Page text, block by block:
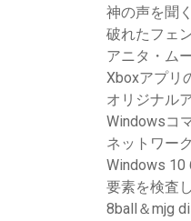
神の声を聞
破れたフェ
アニタ・ム
Xboxアプリ
オリジナル
Windowsコ
ネットワー
Windows 10
要素を検査
8ball＆mjg